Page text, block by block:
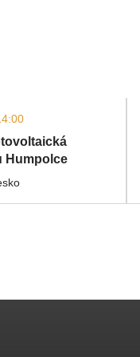
Humpolce